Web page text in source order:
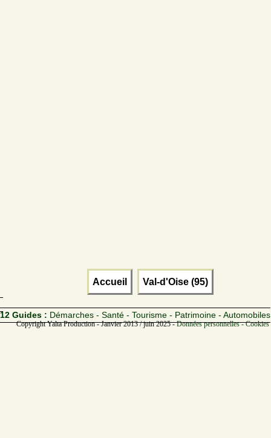
Accueil Val-d'Oise (95)
12 Guides : Démarches - Santé - Tourisme - Patrimoine - Automobiles
Copyright Yalta Production - Janvier 2013 / juin 2025 -Données personnelles -